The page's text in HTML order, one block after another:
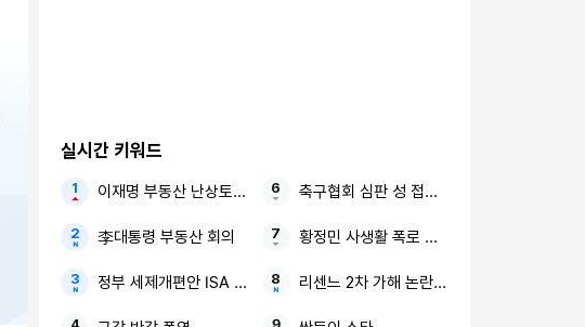
실시간 키워드
이재명 부동산 난상토론 최종 대책
李대통령 부동산 회의
정부 세제개편안 ISA 주가누르기안
축구협회 심판 성 접대 2억원대 횡령
황정민 사생활 폭로 임신 축하 전화
리센느 2차 가해 논란 김선태 8초짜리 근황